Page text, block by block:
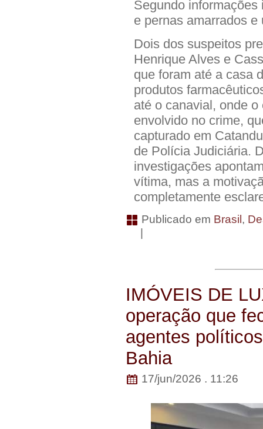
Segundo
e pernas amarrados
Dois dos suspeitos
Henrique Alves e
que foram até a casa
produtos
até o canavial, onde
envolvido no crime,
capturado em
de Polícia Judiciária.
investigações
vítima, mas a
completamente
Publicado em Brasil ,
IMÓVEIS DE
operação que
agentes
Bahia
17/jun/2026 . 11:26